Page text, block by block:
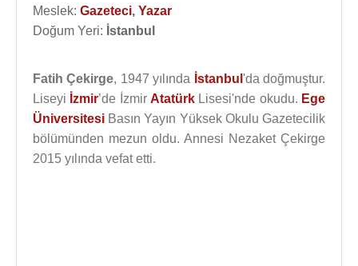
Meslek: Gazeteci, Yazar
Doğum Yeri: İstanbul
Fatih Çekirge, 1947 yılında İstanbul 'da doğmuştur.
Liseyi İzmir’de İzmirAtatürk Lisesi'nde okudu. Ege
Üniversitesi Basın Yayın Yüksek Okulu Gazetecilik
bölümünden mezun oldu. Annesi Nezaket Çekirge
2015 yılında vefat etti.